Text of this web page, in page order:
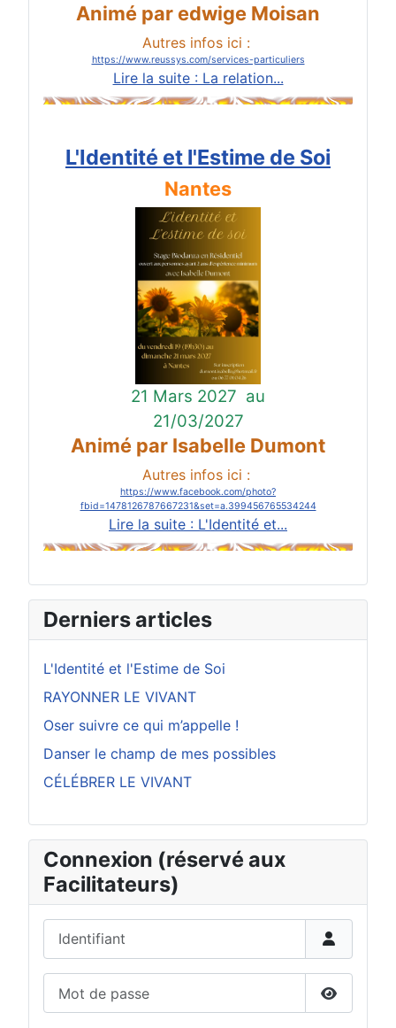
Animé par edwige Moisan
Autres infos ici :
https://www.reussys.com/services-particuliers
Lire la suite : La relation...
L'Identité et l'Estime de Soi
Nantes
21 Mars 2027 au
21/03/2027
Animé par Isabelle Dumont
Autres infos ici :
https://www.facebook.com/photo?
fbid=1478126787667231&set=a.399456765534244
Lire la suite : L'Identité et...
Derniers articles
L'Identité et l'Estime de Soi
RAYONNER LE VIVANT
Oser suivre ce qui m’appelle !
Danser le champ de mes possibles
CÉLÉBRER LE VIVANT
Connexion (réservé aux
Facilitateurs)
Afficher